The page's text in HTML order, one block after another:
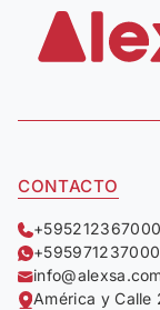
CONTACTO
+595212367000
+595971237000
América y Calle